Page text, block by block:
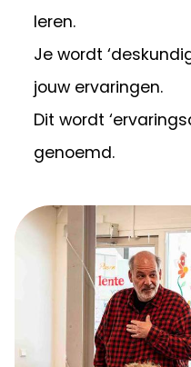
leren.
Je wordt
jouw ervaringen.
Dit wordt
genoemd.